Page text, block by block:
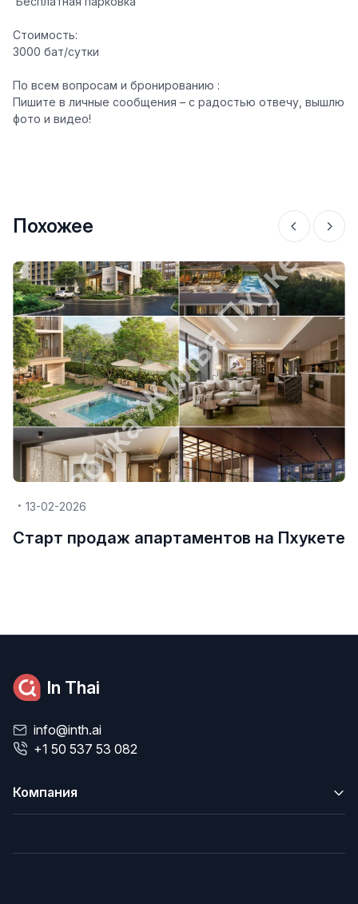
Стоимость:
3000 бат/сутки
По всем вопросам и бронированию :
Пишите в личные сообщения – с радостью отвечу, вышлю
фото и видео!
Похожее
13-02-2026
Старт продаж апартаментов на Пхукете
In Thai
info@inth.ai
+1 50 537 53 082
Компания